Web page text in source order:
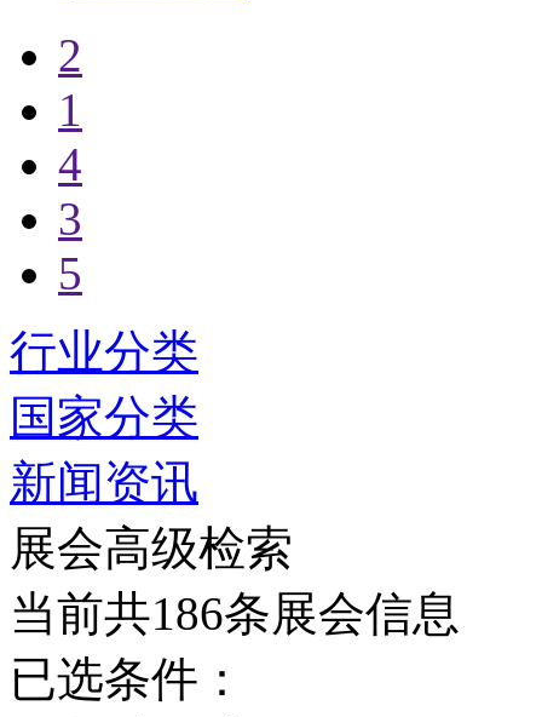
2
1
4
3
5
行业分类
国家分类
新闻资讯
展会高级检索
当前共186条展会信息
已选条件：